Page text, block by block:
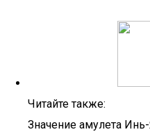
Читайте также:
Значение амулета